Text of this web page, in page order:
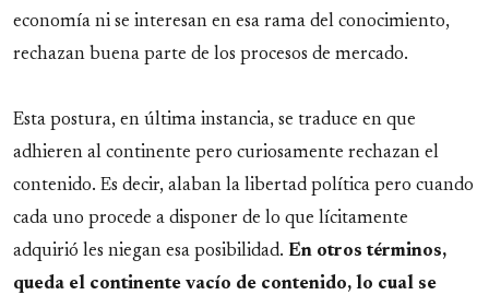
economía ni se interesan en esa rama del conocimiento,
rechazan buena parte de los procesos de mercado.
Esta postura, en última instancia, se traduce en que
adhieren al continente pero curiosamente rechazan el
contenido. Es decir, alaban la libertad política pero cuando
cada uno procede a disponer de lo que lícitamente
adquirió les niegan esa posibilidad. En otros términos,
queda el continente vacío de contenido, lo cual se